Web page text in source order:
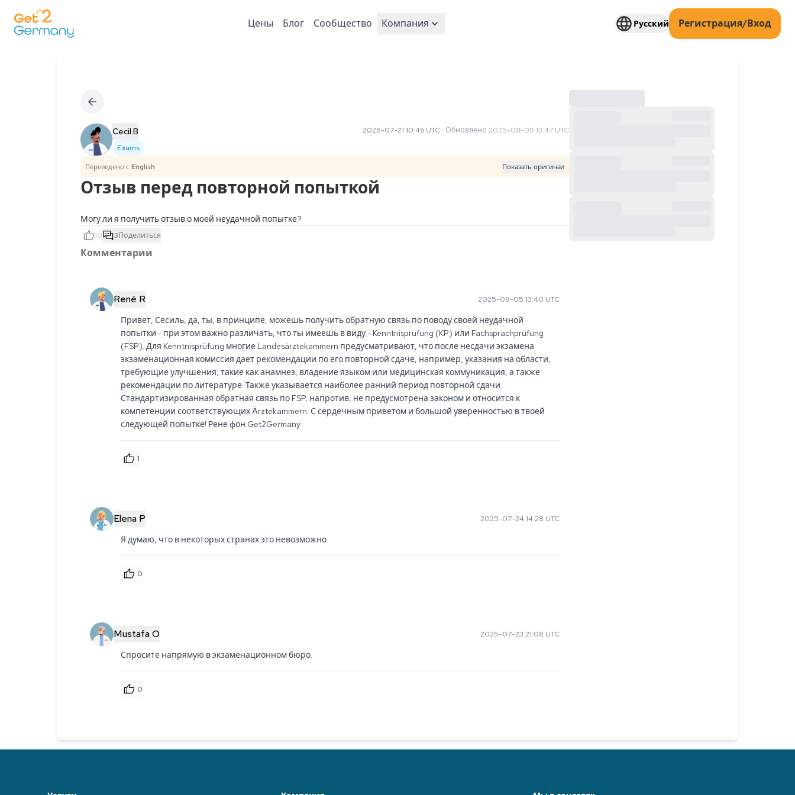
Цены Блог Сообщество Компания Русский Регистрация/Вход
Cecil B
Exams
2025-07-21 10:46 UTC· Обновлено 2025-08-05 13:47 UTC
Переведено с English Показать оригинал
Отзыв перед повторной попыткой
Могу ли я получить отзыв о моей неудачной попытке?
10 3Поделиться
Комментарии
René R 2025-08-05 13:40 UTC
Привет, Сесиль, да, ты, в принципе, можешь получить обратную связь по поводу своей неудачной
попытки - при этом важно различать, что ты имеешь в виду - Kenntnisprüfung (KP) или Fachsprachprüfung
(FSP). Для Kenntnisprüfung многие Landesärztekammern предусматривают, что после несдачи экзамена
экзаменационная комиссия дает рекомендации по его повторной сдаче, например, указания на области,
требующие улучшения, такие как анамнез, владение языком или медицинская коммуникация, а также
рекомендации по литературе. Также указывается наиболее ранний период повторной сдачи.
Стандартизированная обратная связь по FSP, напротив, не предусмотрена законом и относится к
компетенции соответствующих Ärztekammern. С сердечным приветом и большой уверенностью в твоей
следующей попытке! Рене фон Get2Germany
1
Elena P 2025-07-24 14:28 UTC
Я думаю, что в некоторых странах это невозможно.
0
Mustafa O 2025-07-23 21:08 UTC
Спросите напрямую в экзаменационном бюро.
0